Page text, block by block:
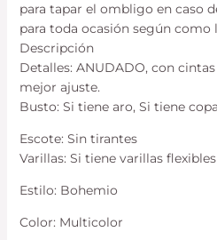
para tapar el ombligo en caso
para toda ocasión según como
Descripción
Detalles: ANUDADO, con
mejor ajuste.
Busto: Si tiene aro, Si tiene
Escote: Sin tirantes
Varillas: Si tiene varillas
Estilo: Bohemio
Color: Multicolor